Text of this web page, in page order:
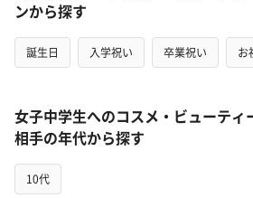
ンから探す
誕生日 入学祝い 卒業祝い お
女子中学生へのコスメ・ビューティ
相手の年代から探す
10代